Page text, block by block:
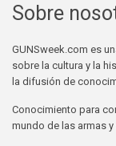
Sobre
GUNSweek.com es
sobre la cultura y la
la difusión de
Conocimiento para
mundo de las armas y